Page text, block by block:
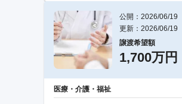
公開：2026/06/19
更新：2026/06/19
譲渡希望額
1,700万円
医療・介護・福祉